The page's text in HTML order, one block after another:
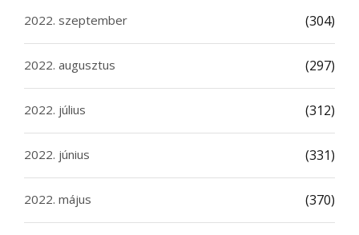
2022. szeptember (304)
2022. augusztus (297)
2022. július (312)
2022. június (331)
2022. május (370)